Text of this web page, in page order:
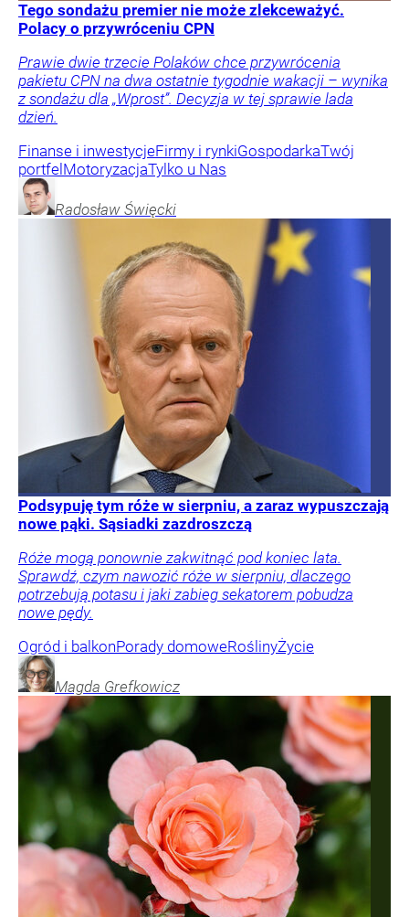
Tego sondażu premier nie może zlekceważyć.
Polacy o przywróceniu CPN
Prawie dwie trzecie Polaków chce przywrócenia
pakietu CPN na dwa ostatnie tygodnie wakacji – wynika
z sondażu dla „Wprost”. Decyzja w tej sprawie lada
dzień.
Finanse i inwestycjeFirmy i rynkiGospodarkaTwój
portfel MotoryzacjaTylko u Nas
Radosław Święcki
Podsypuję tym róże w sierpniu, a zaraz wypuszczają
nowe pąki. Sąsiadki zazdroszczą
Róże mogą ponownie zakwitnąć pod koniec lata.
Sprawdź, czym nawozić róże w sierpniu, dlaczego
potrzebują potasu i jaki zabieg sekatorem pobudza
nowe pędy.
Ogród i balkonPorady domoweRoślinyŻycie
Magda Grefkowicz